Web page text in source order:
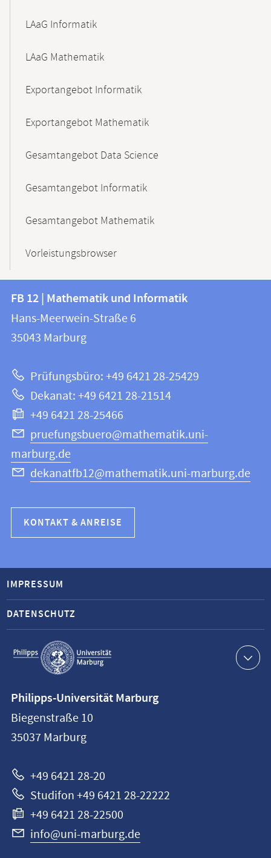
LAaG Informatik
LAaG Mathematik
Exportangebot Informatik
Exportangebot Mathematik
Gesamtangebot Data Science
Gesamtangebot Informatik
Gesamtangebot Mathematik
Vorleistungsbrowser
Kontakt
und
Informationen
Website
FB
12
|
und
Informatik
FB 12 | Mathematik und Informatik
Hans-Meerwein-Straße 6
35043 Marburg
Prüfungsbüro: +49 6421 28-25429
Dekanat: +49 6421 28-21514
+49 6421 28-25466
pruefungsbuero@mathematik.uni-
marburg.de
dekanatfb12@mathematik.uni-marburg.de
KONTAKT & ANREISE
Service-
Navigation
IMPRESSUM
DATENSCHUTZ
Philipps-
Universität
Marburg
Philipps-Universität Marburg
Biegenstraße 10
35037 Marburg
+49 6421 28-20
Studifon +49 6421 28-22222
+49 6421 28-22500
info@uni-marburg.de